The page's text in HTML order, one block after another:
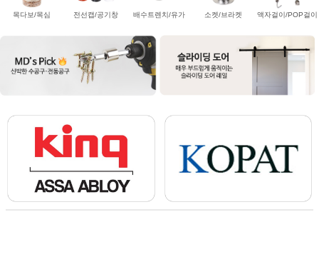
목다보/목심 전선캡/공기창 배수트렌치/유가 소켓/브라켓 액자걸이/POP걸이